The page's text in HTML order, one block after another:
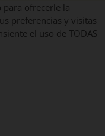
ofrecerle la
preferencias y visitas
el uso de TODAS